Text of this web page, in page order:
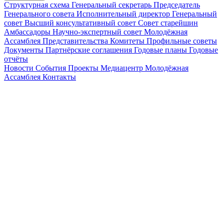
Структурная схема Генеральный секретарь Председатель
Генерального совета Исполнительный директор Генеральный
совет Высший консультативный совет Совет старейшин
Амбассадоры Научно-экспертный совет Молодёжная
Ассамблея Представительства Комитеты Профильные советы
Документы Партнёрские соглашения Годовые планы Годовые
отчёты
Новости События Проекты Медиацентр Молодёжная
Ассамблея Контакты